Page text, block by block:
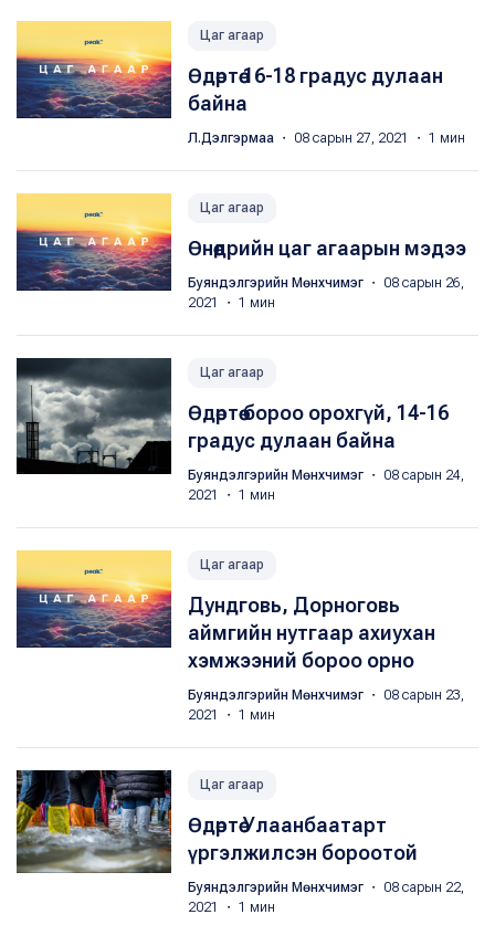
Цаг агаар
Өдөртөө 16-18 градус дулаан
байна
Л.Дэлгэрмаа ・ 08 сарын 27, 2021 ・ 1 мин
Цаг агаар
Өнөөдрийн цаг агаарын мэдээ
Буяндэлгэрийн Мөнхчимэг ・ 08 сарын 26,
2021 ・ 1 мин
Цаг агаар
Өдөртөө бороо орохгүй, 14-16
градус дулаан байна
Буяндэлгэрийн Мөнхчимэг ・ 08 сарын 24,
2021 ・ 1 мин
Цаг агаар
Дундговь, Дорноговь
аймгийн нутгаар ахиухан
хэмжээний бороо орно
Буяндэлгэрийн Мөнхчимэг ・ 08 сарын 23,
2021 ・ 1 мин
Цаг агаар
Өдөртөө Улаанбаатарт
үргэлжилсэн бороотой
Буяндэлгэрийн Мөнхчимэг ・ 08 сарын 22,
2021 ・ 1 мин